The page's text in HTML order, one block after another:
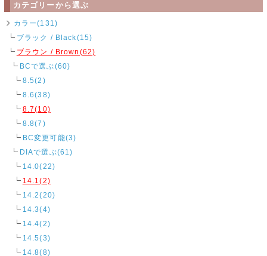
カテゴリーから選ぶ
カラー(131)
ブラック / Black(15)
ブラウン / Brown(62)
BCで選ぶ(60)
8.5(2)
8.6(38)
8.7(10)
8.8(7)
BC変更可能(3)
DIAで選ぶ(61)
14.0(22)
14.1(2)
14.2(20)
14.3(4)
14.4(2)
14.5(3)
14.8(8)